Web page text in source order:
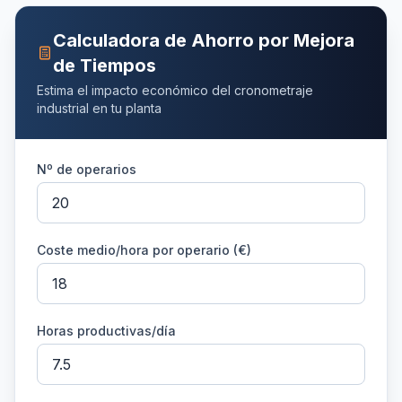
Calculadora de Ahorro por Mejora
de Tiempos
Estima el impacto económico del cronometraje
industrial en tu planta
Nº de operarios
Coste medio/hora por operario (€)
Horas productivas/día